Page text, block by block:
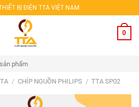
BỊ ĐIỆN TTA VIỆT NAM
0
/ CHÍP NGUỒN PHILIPS / TTA SP02